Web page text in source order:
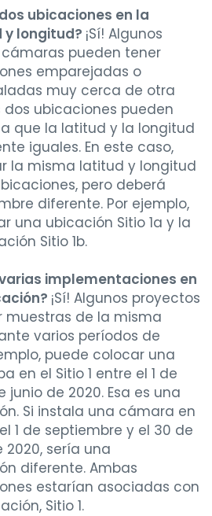
ubicaciones en la
longitud? ¡Sí! Algunos
pueden tener
emparejadas o
muy cerca de otra
dos ubicaciones pueden
que la latitud y la longitud
iguales. En este caso,
la misma latitud y longitud
pero deberá
diferente. Por ejemplo,
una ubicación Sitio 1a y la
Sitio 1b.
implementaciones en
¡Sí! Algunos proyectos
muestras de la misma
varios períodos de
puede colocar una
en el Sitio 1 entre el 1 de
junio de 2020. Esa es una
Si instala una cámara en
1 de septiembre y el 30 de
sería una
diferente. Ambas
estarían asociadas con
Sitio 1.